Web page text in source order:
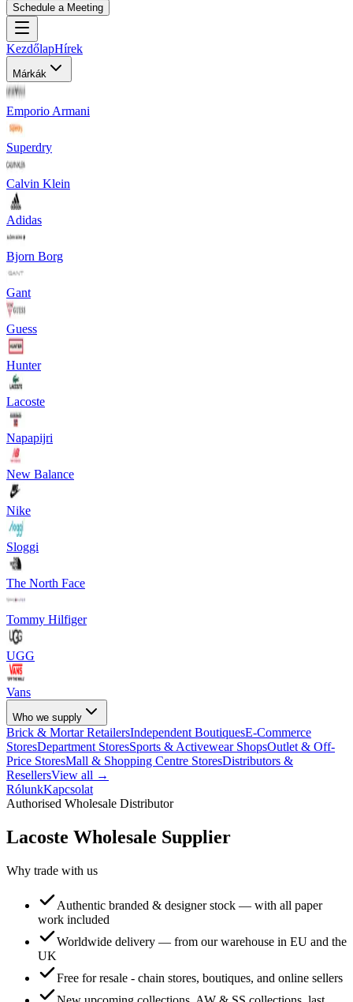
Schedule a Meeting
KezdőlapHírek
Márkák
Emporio Armani
Superdry
Calvin Klein
Adidas
Bjorn Borg
Gant
Guess
Hunter
Lacoste
Napapijri
New Balance
Nike
Sloggi
The North Face
Tommy Hilfiger
UGG
Vans
Who we supply
Brick & Mortar RetailersIndependent BoutiquesE-Commerce
StoresDepartment StoresSports & Activewear ShopsOutlet & Off-
Price StoresMall & Shopping Centre StoresDistributors &
ResellersView all →
RólunkKapcsolat
Authorised Wholesale Distributor
Lacoste Wholesale Supplier
Why trade with us
Authentic branded & designer stock — with all paper
work included
Worldwide delivery — from our warehouse in EU and the
UK
Free for resale - chain stores, boutiques, and online sellers